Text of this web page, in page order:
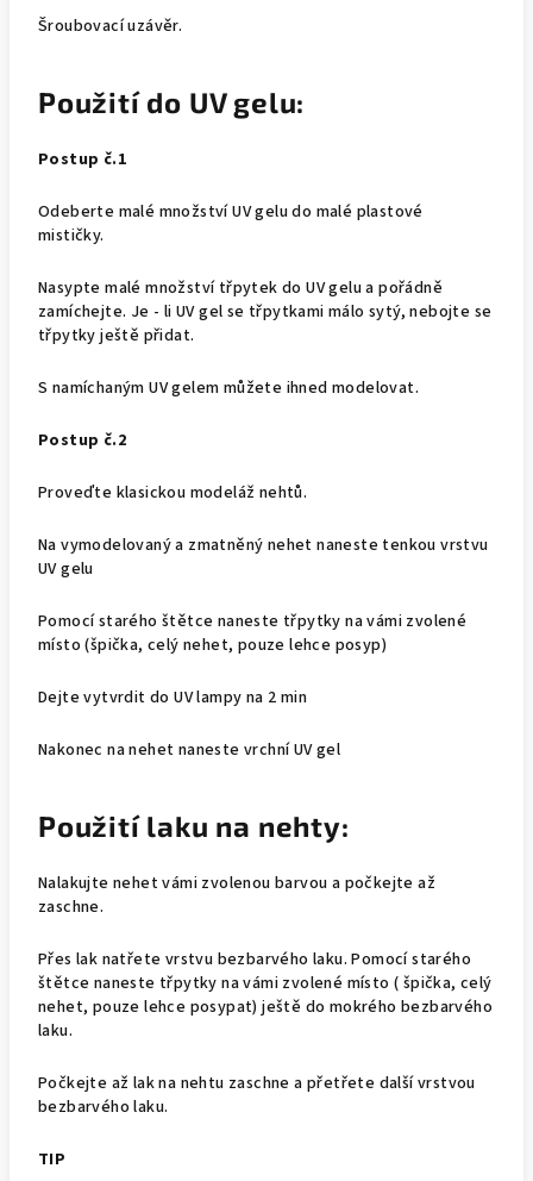
Šroubovací uzávěr.
Použití do UV gelu:
Postup č.1
Odeberte malé množství UV gelu do malé plastové
mističky.
Nasypte malé množství třpytek do UV gelu a pořádně
zamíchejte. Je - li UV gel se třpytkami málo sytý, nebojte se
třpytky ještě přidat.
S namíchaným UV gelem můžete ihned modelovat.
Postup č.2
Proveďte klasickou modeláž nehtů.
Na vymodelovaný a zmatněný nehet naneste tenkou vrstvu
UV gelu
Pomocí starého štětce naneste třpytky na vámi zvolené
místo (špička, celý nehet, pouze lehce posyp)
Dejte vytvrdit do UV lampy na 2 min
Nakonec na nehet naneste vrchní UV gel
Použití laku na nehty:
Nalakujte nehet vámi zvolenou barvou a počkejte až
zaschne.
Přes lak natřete vrstvu bezbarvého laku. Pomocí starého
štětce naneste třpytky na vámi zvolené místo ( špička, celý
nehet, pouze lehce posypat) ještě do mokrého bezbarvého
laku.
Počkejte až lak na nehtu zaschne a přetřete další vrstvou
bezbarvého laku.
TIP